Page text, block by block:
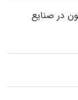
در صنایع